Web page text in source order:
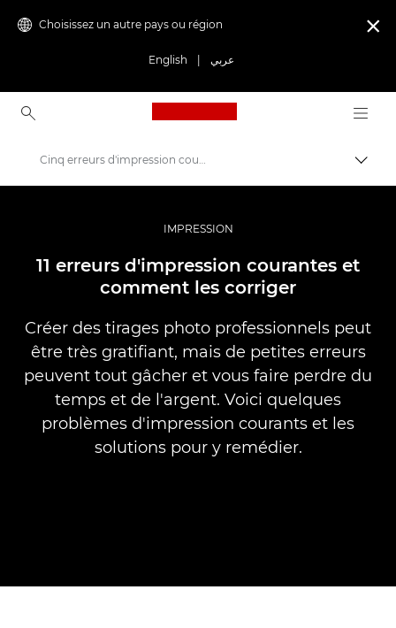
Choisissez un autre pays ou région
English عربي

Canon Logo, back to
Vidéo et photographie professionnelles
Histoires
Cinq erreurs d'impression courantes et comment les éviter
IMPRESSION
11 erreurs d'impression courantes et
comment les corriger
Créer des tirages photo professionnels peut
être très gratifiant, mais de petites erreurs
peuvent tout gâcher et vous faire perdre du
temps et de l'argent. Voici quelques
problèmes d'impression courants et les
solutions pour y remédier.